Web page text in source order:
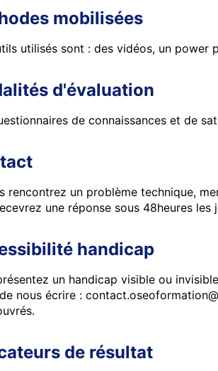
mobilisées
utilisés sont : des vidéos, un power
d'évaluation
de connaissances et de
rencontrez un problème technique,
une réponse sous 48heures les
handicap
un handicap visible ou
nous écrire :
de résultat